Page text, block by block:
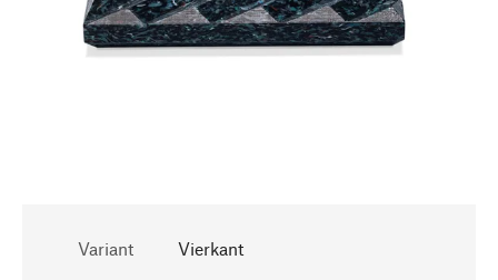
Variant Vierkant